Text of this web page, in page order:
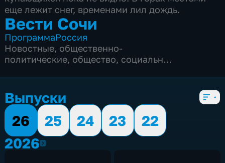
еще лежит снег, временами лил дождь.
Вести Сочи
ПрограммаРоссия
Новостные, общественно-
политические, общество, социально-
Выпуски
26
25 24 23
22
20262026